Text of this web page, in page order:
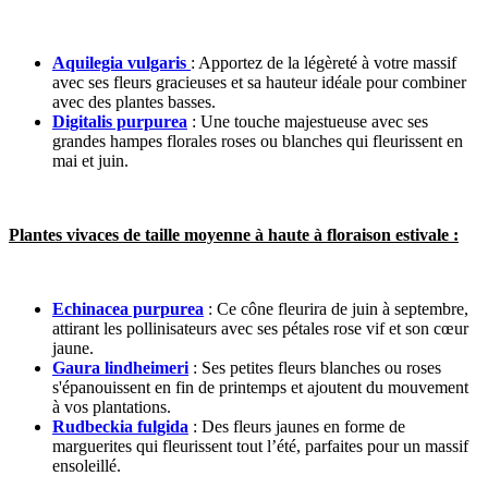
Aquilegia vulgaris : Apportez de la légèreté à votre massif
avec ses fleurs gracieuses et sa hauteur idéale pour combiner
avec des plantes basses.
Digitalis purpurea : Une touche majestueuse avec ses
grandes hampes florales roses ou blanches qui fleurissent en
mai et juin.
Plantes vivaces de taille moyenne à haute à floraison estivale :
Echinacea purpurea : Ce cône fleurira de juin à septembre,
attirant les pollinisateurs avec ses pétales rose vif et son cœur
jaune.
Gaura lindheimeri : Ses petites fleurs blanches ou roses
s'épanouissent en fin de printemps et ajoutent du mouvement
à vos plantations.
Rudbeckia fulgida : Des fleurs jaunes en forme de
marguerites qui fleurissent tout l’été, parfaites pour un massif
ensoleillé.